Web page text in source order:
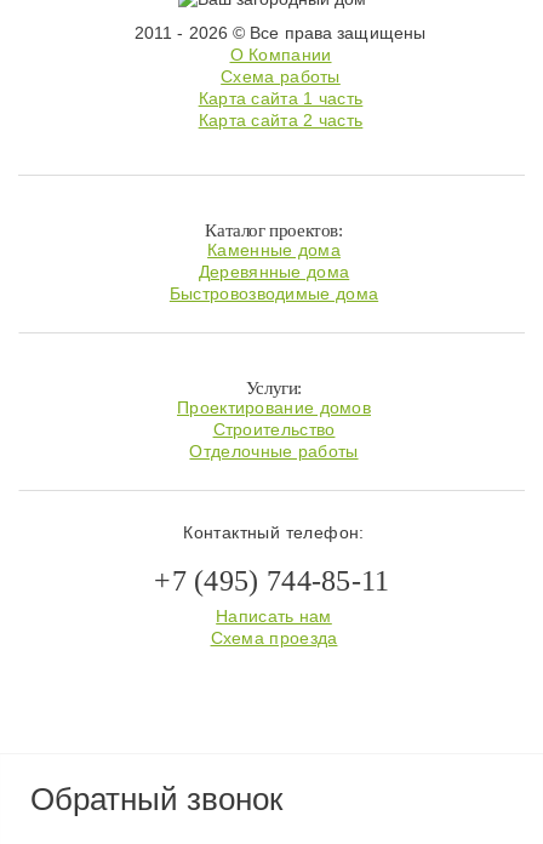
2011 - 2026 © Все права защищены
О Компании
Схема работы
Карта сайта 1 часть
Карта сайта 2 часть
Каталог проектов:
Каменные дома
Деревянные дома
Быстровозводимые дома
Услуги:
Проектирование домов
Строительство
Отделочные работы
Контактный телефон:
+7 (495) 744-85-11
Написать нам
Схема проезда
Обратный звонок